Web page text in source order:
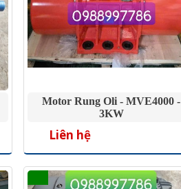
Motor Rung Oli - MVE4000 -
3KW
Liên hệ